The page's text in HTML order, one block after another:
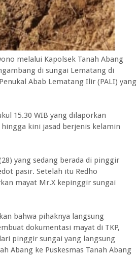
melalui Kapolsek Tanah Abang
di sungai Lematang di
Abab Lematang Ilir (PALI) yang
15.30 WIB yang dilaporkan
kini jasad berjenis kelamin
yang sedang berada di pinggir
pasir. Setelah itu Redho
mayat Mr.X kepinggir sungai
bahwa pihaknya langsung
dokumentasi mayat di TKP,
pinggir sungai yang langsung
Abang ke Puskesmas Tanah Abang